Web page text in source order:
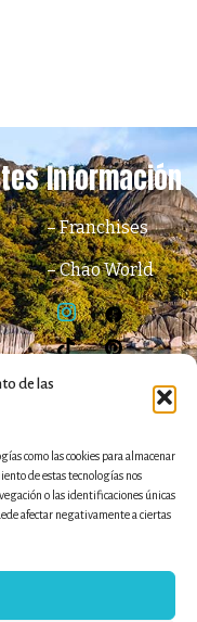
de las
como las cookies para almacenar
de estas tecnologías nos
o las identificaciones únicas
afectar negativamente a ciertas
Información
–Franchises
–Chao World